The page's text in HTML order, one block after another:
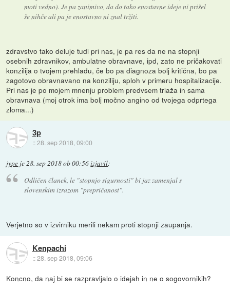
moti vedno). Je pa zanimivo, da do tako enostavne ideje ni prišel
še nihče ali pa je enostavno ni znal tržiti.
zdravstvo tako deluje tudi pri nas, je pa res da ne na stopnji
osebnih zdravnikov, ambulatne obravnave, ipd, zato ne pričakovati
konzilija o tvojem prehladu, če bo pa diagnoza bolj kritična, bo pa
zagotovo obravnavano na konziliju, sploh v primeru hospitalizacije.
Pri nas je po mojem mnenju problem predvsem triaža in sama
obravnava (moj otrok ima bolj močno angino od tvojega odprtega
zloma...)
3p
::28. sep 2018, 09:00
jype je28. sep 2018 ob 00:56izjavil:
Odličen članek, le "stopnjo sigurnosti" bi jaz zamenjal s
slovenskim izrazom "prepričanost".
Verjetno so v izvirniku merili nekam proti stopnji zaupanja.
Kenpachi
::28. sep 2018, 09:06
Koncno, da naj bi se razpravljalo o idejah in ne o sogovornikih?